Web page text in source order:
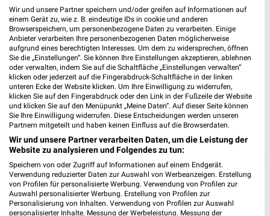
PROSPEKT BLÄTTERN
Wir und unsere Partner speichern und/oder greifen auf Informationen auf
einem Gerät zu, wie z. B. eindeutige IDs in cookie und anderen
Browserspeichern, um personenbezogene Daten zu verarbeiten. Einige
Anbieter verarbeiten Ihre personenbezogenen Daten möglicherweise
aufgrund eines berechtigten Interesses. Um dem zu widersprechen, öffnen
Sie die „Einstellungen“. Sie können Ihre Einstellungen akzeptieren, ablehnen
oder verwalten, indem Sie auf die Schaltfläche „Einstellungen verwalten“
klicken oder jederzeit auf die Fingerabdruck-Schaltfläche in der linken
unteren Ecke der Website klicken. Um Ihre Einwilligung zu widerrufen,
klicken Sie auf den Fingerabdruck oder den Link in der Fußzeile der Website
und klicken Sie auf den Menüpunkt „Meine Daten“. Auf dieser Seite können
Sie Ihre Einwilligung widerrufen. Diese Entscheidungen werden unseren
Partnern mitgeteilt und haben keinen Einfluss auf die Browserdaten.
Wir und unsere Partner verarbeiten Daten, um die Leistung der
Website zu analysieren und Folgendes zu tun:
Speichern von oder Zugriff auf Informationen auf einem Endgerät.
Verwendung reduzierter Daten zur Auswahl von Werbeanzeigen. Erstellung
von Profilen für personalisierte Werbung. Verwendung von Profilen zur
Auswahl personalisierter Werbung. Erstellung von Profilen zur
Personalisierung von Inhalten. Verwendung von Profilen zur Auswahl
personalisierter Inhalte. Messung der Werbeleistung. Messung der